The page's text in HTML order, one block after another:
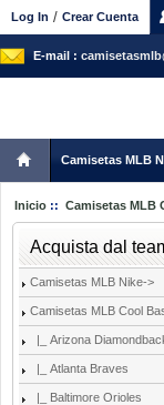
Log In / Crear Cuenta
E-mail :
Camisetas MLB
Inicio :: Camisetas MLB
Acquista dal
Camisetas MLB Nike->
Camisetas MLB Cool
|_ Arizona
|_ Atlanta Braves
|_ Baltimore Orioles